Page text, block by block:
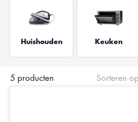
Huishouden Keuken
5 producten Sorteren op